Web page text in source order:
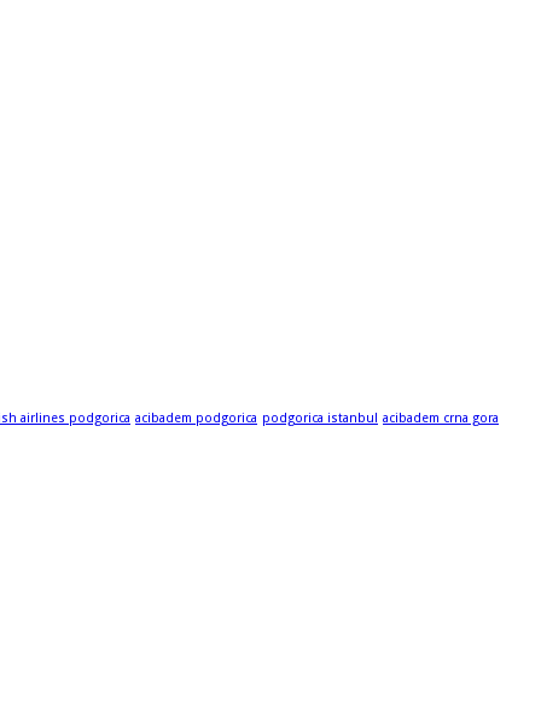
airlines podgorica acibadem podgorica podgorica istanbul acibadem crna gora